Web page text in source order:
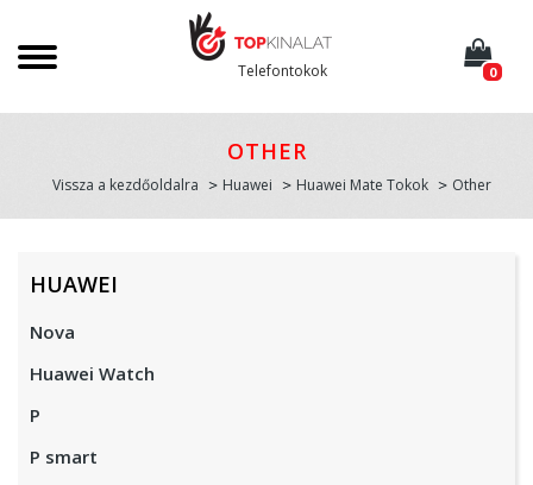
Telefontokok 0
OTHER
Vissza a kezdőoldalra Huawei Huawei Mate Tokok Other
HUAWEI
Nova
Huawei Watch
P
P smart